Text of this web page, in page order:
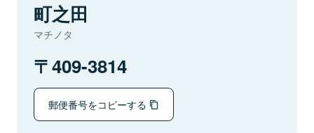
町之田
マチノタ
409-3814
郵便番号をコピーする